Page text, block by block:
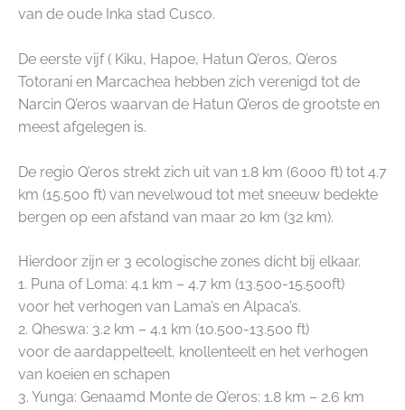
van de oude Inka stad Cusco.
De eerste vijf ( Kiku, Hapoe, Hatun Q’eros, Q’eros
Totorani en Marcachea hebben zich verenigd tot de
Narcin Q’eros waarvan de Hatun Q’eros de grootste en
meest afgelegen is.
De regio Q’eros strekt zich uit van 1.8 km (6000 ft) tot 4.7
km (15.500 ft) van nevelwoud tot met sneeuw bedekte
bergen op een afstand van maar 20 km (32 km).
Hierdoor zijn er 3 ecologische zones dicht bij elkaar.
1. Puna of Loma: 4.1 km – 4.7 km (13.500-15.500ft)
voor het verhogen van Lama’s en Alpaca’s.
2. Qheswa: 3.2 km – 4.1 km (10.500-13.500 ft)
voor de aardappelteelt, knollenteelt en het verhogen
van koeien en schapen
3. Yunga: Genaamd Monte de Q’eros: 1.8 km – 2.6 km